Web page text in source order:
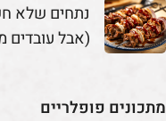
נתחים שלא
(אבל עובדים
מתכונים פופלריים